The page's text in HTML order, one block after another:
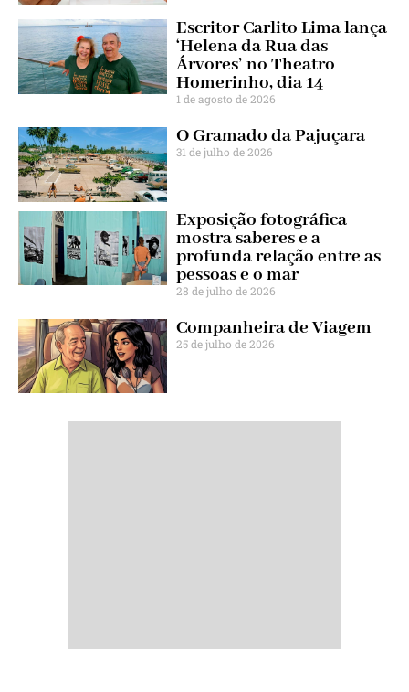
Escritor Carlito Lima lança
‘Helena da Rua das
Árvores’ no Theatro
Homerinho, dia 14
1 de agosto de 2026
O Gramado da Pajuçara
31 de julho de 2026
Exposição fotográfica
mostra saberes e a
profunda relação entre as
pessoas e o mar
28 de julho de 2026
Companheira de Viagem
25 de julho de 2026